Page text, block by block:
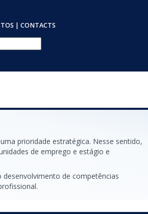
| CONTACTS
prioridade estratégica. Nesse sentido,
de emprego e estágio e
de competências